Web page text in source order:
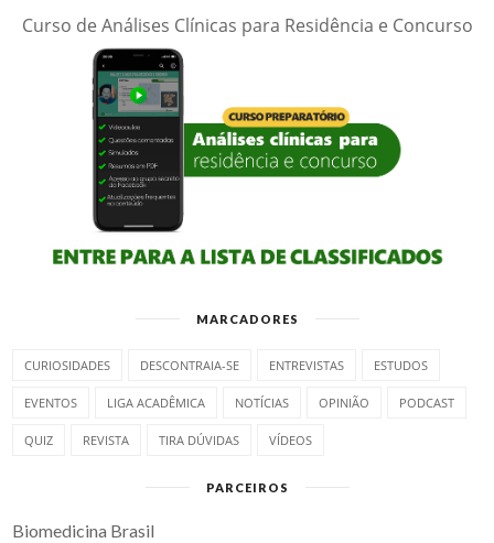
Curso de Análises Clínicas para Residência e Concurso
MARCADORES
CURIOSIDADES DESCONTRAIA-SE ENTREVISTAS ESTUDOS
EVENTOS LIGA ACADÊMICA NOTÍCIAS OPINIÃO PODCAST
QUIZ REVISTA TIRA DÚVIDAS VÍDEOS
PARCEIROS
Biomedicina Brasil